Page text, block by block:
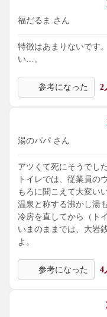
福だるま さん
特徴はあまりないです
い…。
参考になった 2
湯のパパ さん
アツくて死にそうでした
トイレでは、従業員の
もろに聞こえて大変い
温泉と称する沸かし湯
冷房を直してから（ト
いまのままでは、大岩
よ。
参考になった 4